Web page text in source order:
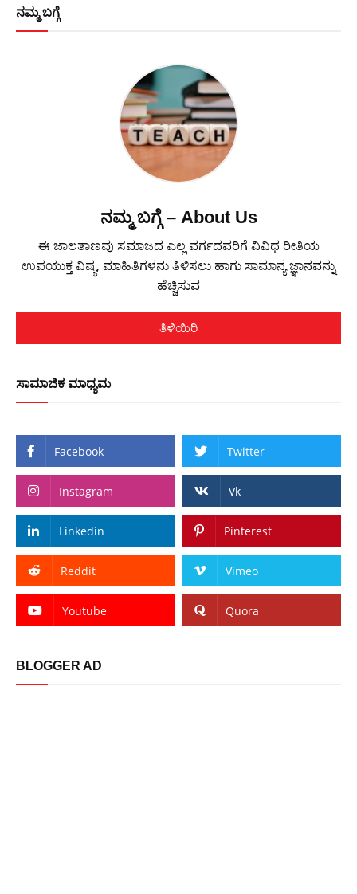
ನಮ್ಮ ಬಗ್ಗೆ
ನಮ್ಮ ಬಗ್ಗೆ – About Us
ಈ ಜಾಲತಾಣವು ಸಮಾಜದ ಎಲ್ಲ ವರ್ಗದವರಿಗೆ ವಿವಿಧ ರೀತಿಯ
ಉಪಯುಕ್ತ ವಿಷ್ಯ, ಮಾಹಿತಿಗಳನು ತಿಳಿಸಲು ಹಾಗು ಸಾಮಾನ್ಯ ಜ್ಞಾನವನ್ನು
ಹೆಚ್ಚಿಸುವ
ತಿಳಿಯಿರಿ
ಸಾಮಾಜಿಕ ಮಾಧ್ಯಮ
Facebook Twitter
Instagram Vk
Linkedin Pinterest
Reddit Vimeo
Youtube Quora
BLOGGER AD